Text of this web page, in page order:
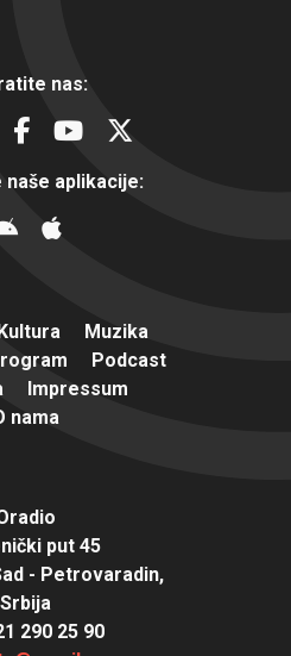
nas:
naše aplikacije:
Kultura
Muzika
Podcast
Impressum
nama
put 45
- Petrovaradin,
Srbija
290 25 90